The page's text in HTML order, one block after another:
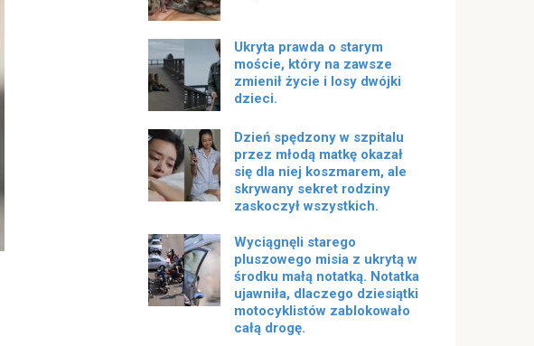
Ukryta prawda o starym
moście, który na zawsze
zmienił życie i losy dwójki
dzieci.
Dzień spędzony w szpitalu
przez młodą matkę okazał
się dla niej koszmarem, ale
skrywany sekret rodziny
zaskoczył wszystkich.
Wyciągnęli starego
pluszowego misia z ukrytą w
środku małą notatką. Notatka
ujawniła, dlaczego dziesiątki
motocyklistów zablokowało
całą drogę.